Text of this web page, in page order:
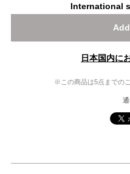
International
日本国内に
※この商品は5点までの